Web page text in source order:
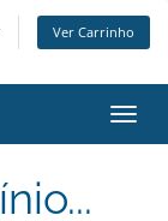
Ver Carrinho